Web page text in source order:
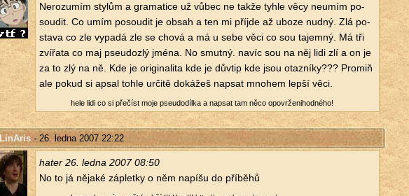
Ne­ro­zu­mím sty­lům a gra­ma­ti­ce už vůbec ne takže tyhle věcy ne­u­mím po­
sou­dit. Co umím po­sou­dit je obsah a ten mi pří­jde až uboze nudný. Zlá po­
sta­va co zle vy­pa­dá zle se chová a má u sebe věci co sou ta­jem­ný. Má tři
zví­řa­ta co maj pseu­do­zlý jména. No smut­ný. navíc sou na něj lidi zlí a on je
za to zlý na ně. Kde je ori­gi­na­li­ta kde je důvtip kde jsou otaz­ní­ky??? Promiň
ale pokud si apsal tohle ur­či­tě do­ká­žeš na­psat mno­hem lepší věci.
hele lidi co si pře­číst moje pseu­do­díl­ka a na­psat tam něco opo­vr­že­ni­hod­né­ho!
LinAris- 26. ledna 2007 22:22
hater 26. ledna 2007 08:50
No to já ně­ja­ké zá­plet­ky o něm na­píšu do pří­bě­hů